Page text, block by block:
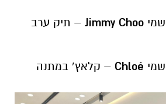
Jimmy Choo – תיק ערב
Chloé – קלאץ’ במתנה